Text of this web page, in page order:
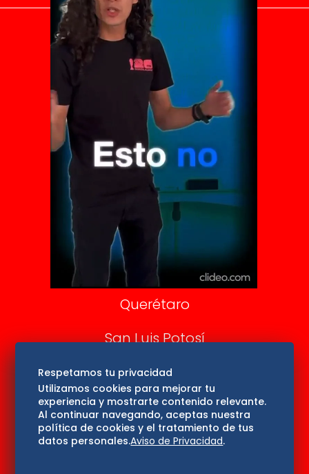
El Universal
Vive USA
Clase
De 10 sports
DeDinero
Confabulario
Aviso Oportuno
Consultas
Querétaro
San Luis Potosí
Edomex
Consultas
Hidalgo
Respetamos tu privacidad
Utilizamos cookies para mejorar tu
experiencia y mostrarte contenido relevante.
Al continuar navegando, aceptas nuestra
política de cookies y el tratamiento de tus
datos personales.Aviso de Privacidad.